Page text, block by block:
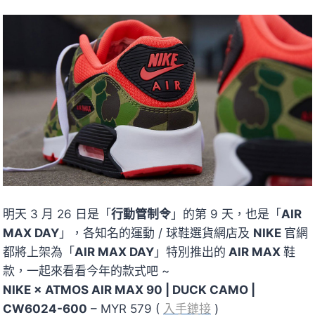
明天 3 月 26 日是「 行動管制令 」的第 9 天，也是「 AIR
MAX DAY 」，各知名的運動 / 球鞋選貨網店及 NIKE 官網
都將上架為「 AIR MAX DAY 」特別推出的 AIR MAX 鞋
款，一起來看看今年的款式吧 ~
NIKE × ATMOS AIR MAX 90 | DUCK CAMO |
CW6024-600 – MYR 579 ( 入手鏈接 )